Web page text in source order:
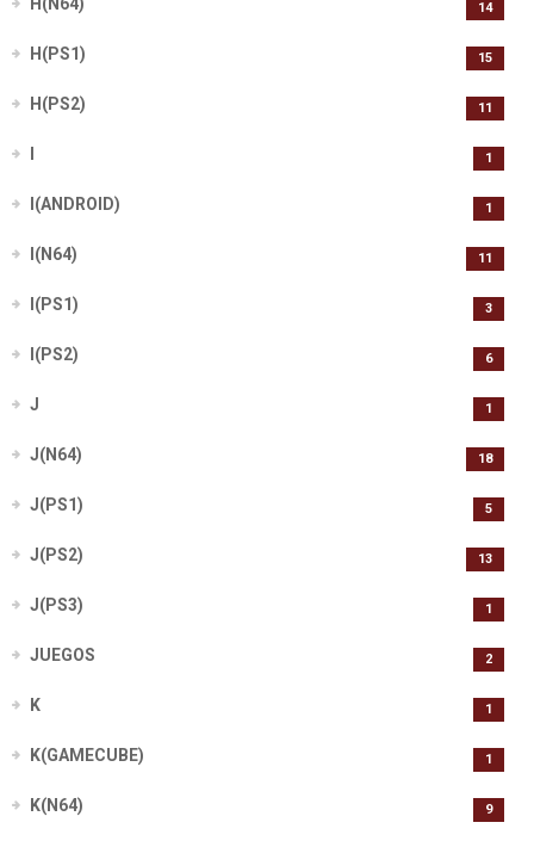
H(N64) 14
H(PS1) 15
H(PS2) 11
1
I(ANDROID) 1
I(N64) 11
I(PS1) 3
I(PS2) 6
J 1
J(N64) 18
J(PS1) 5
J(PS2) 13
J(PS3) 1
JUEGOS 2
K 1
K(GAMECUBE) 1
K(N64) 9